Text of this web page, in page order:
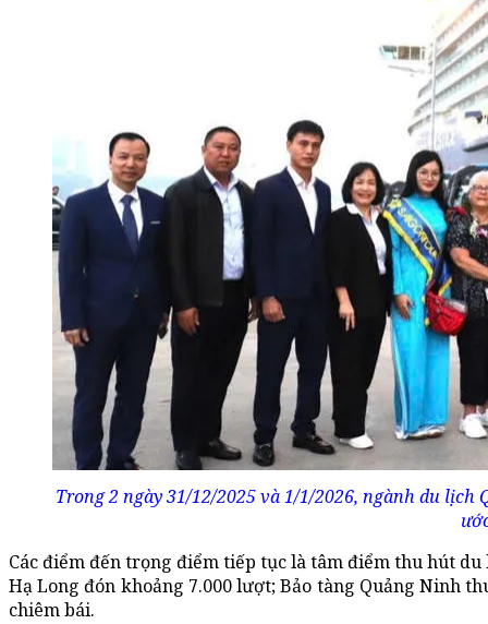
Trong 2 ngày 31/12/2025 và 1/1/2026, ngành du
Các điểm đến trọng điểm tiếp tục là tâm điểm thu hút
Hạ Long đón khoảng 7.000 lượt; Bảo tàng Quảng Ninh
chiêm bái.